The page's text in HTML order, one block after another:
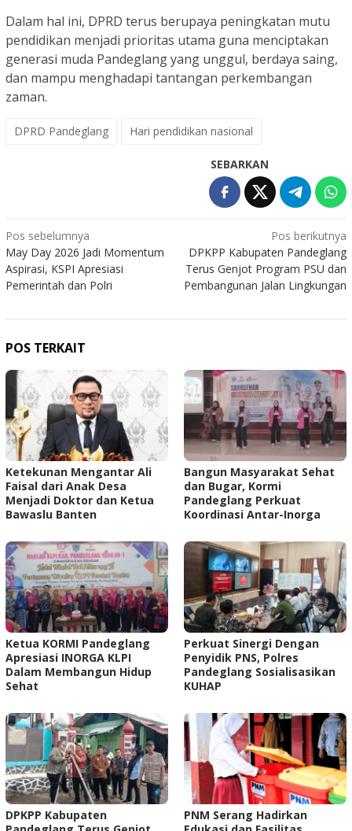
Dalam hal ini, DPRD terus berupaya peningkatan mutu
pendidikan menjadi prioritas utama guna menciptakan
generasi muda Pandeglang yang unggul, berdaya saing,
dan mampu menghadapi tantangan perkembangan
zaman.
DPRD Pandeglang Hari pendidikan nasional
SEBARKAN
Navigasi
pos
Pos sebelumnya
May Day 2026 Jadi Momentum
Aspirasi, KSPI Apresiasi
Pemerintah dan Polri
Pos berikutnya
DPKPP Kabupaten Pandeglang
Terus Genjot Program PSU dan
Pembangunan Jalan Lingkungan
POS TERKAIT
Ketekunan Mengantar Ali
Faisal dari Anak Desa
Menjadi Doktor dan Ketua
Bawaslu Banten
Bangun Masyarakat Sehat
dan Bugar, Kormi
Pandeglang Perkuat
Koordinasi Antar-Inorga
Ketua KORMI Pandeglang
Apresiasi INORGA KLPI
Dalam Membangun Hidup
Sehat
Perkuat Sinergi Dengan
Penyidik PNS, Polres
Pandeglang Sosialisasikan
KUHAP
DPKPP Kabupaten
PNM Serang Hadirkan